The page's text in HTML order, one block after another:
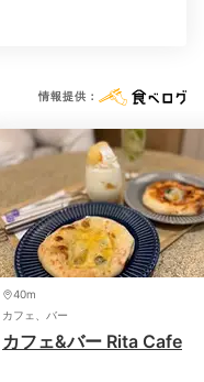
情報提供：
40m
カフェ、バー
カフェ&バー Rita Cafe